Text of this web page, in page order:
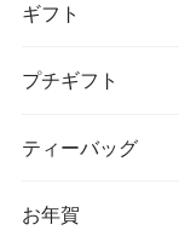
ギフト
プチギフト
ティーバッグ
お年賀